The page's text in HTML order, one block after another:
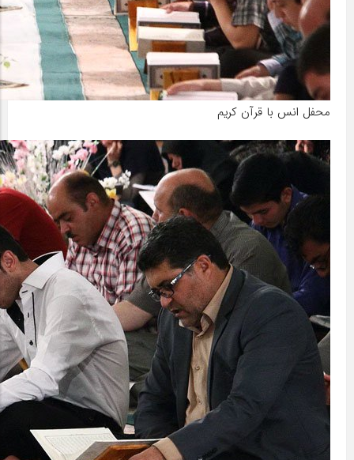
محفل انس با قرآن کریم